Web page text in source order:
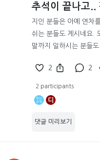
추석이 끝나고..
지인 분들은 아예 연차
쉬는 분들도 계시네요.
말까지 일하시는 분들
2 2
2 participants
디
댓글 미리보기